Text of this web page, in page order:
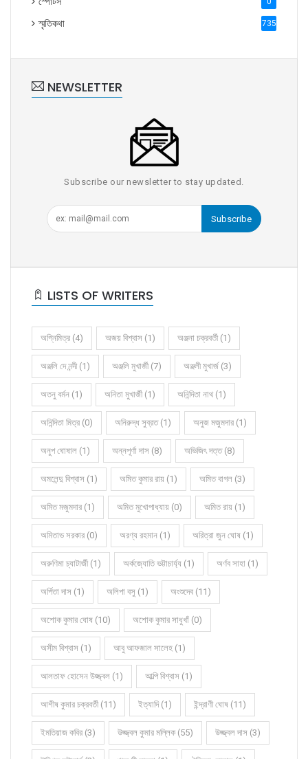
স্মৃতিকথা 735
NEWSLETTER
Subscribe our newsletter to stay updated.
Subscribe
LISTS OF WRITERS
অগ্নিমিত্র (4) অজয় বিশ্বাস (1) অঞ্জনা চক্রবর্তী (1)
অঞ্জলি দে নন্দী (1) অঞ্জলি মুখার্জী (7) অঞ্জলী মুখার্জ (3)
অতনু বর্মন (1) অনিতা মুখার্জী (1) অনিন্দিতা নাথ (1)
অনিন্দিতা মিত্র (0) অনিরুদ্ধ সুব্রত (1) অনুজ মজুমদার (1)
অনুপ ঘোষাল (1) অন্নপূর্ণা দাস (8) অভিজিৎ দত্ত (8)
অমলেন্দু বিশ্বাস (1) অমিত কুমার রায় (1) অমিত বাগল (3)
অমিত মজুমদার (1) অমিত মুখোপাধ্যায় (0) অমিত রায় (1)
অমিতাভ সরকার (0) অরণ্য রহমান (1) অরিত্রা জুন ঘোষ (1)
অরুণিমা চ্যাটার্জী (1) অর্কজ্যোতি ভট্টাচার্য্য (1) অর্ণব সাহা (1)
অর্পিতা দাস (1) অলিপা বসু (1) অংশুদেব (11)
অশোক কুমার ঘোষ (10) অশোক কুমার সাধুখাঁ (0)
অসীম বিশ্বাস (1) আবু আফজাল সালেহ (1)
আলতাফ হোসেন উজ্জ্বল (1) আল্পি বিশ্বাস (1)
আশীষ কুমার চক্রবর্তী (11) ইত্যাদি (1) ইন্দ্রাণী ঘোষ (11)
ইমতিয়াজ কবির (3) উজ্জ্বল কুমার মল্লিক (55) উজ্জ্বল দাস (3)